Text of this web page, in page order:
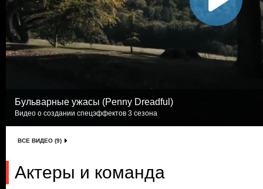
Бульварные ужасы (Penny Dreadful)
Видео о создании спецэффектов 3 сезона
ВСЕ ВИДЕО (9)
Актеры и команда